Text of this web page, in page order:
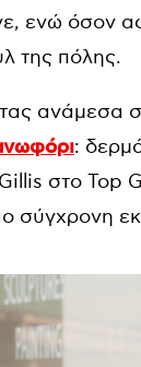
ενώ όσον
της πόλης.
ανάμεσα
:
στο
σύγχρονη